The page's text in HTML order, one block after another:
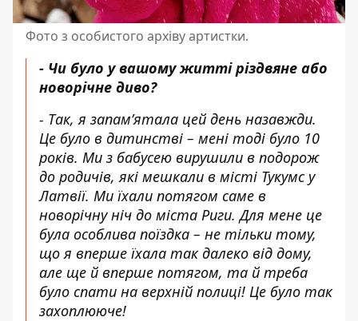
Фото з особистого архіву артистки.
- Чи було у вашому житті різдвяне або
новорічне диво?
- Так, я запамʼятала цей день назавжди.
Це було в дитинстві – мені тоді було 10
років. Ми з бабусею вирушили в подорож
до родичів, які мешкали в місті Тукумс у
Латвії. Ми їхали потягом саме в
новорічну ніч до міста Риги. Для мене це
була особлива поїздка – не тільки тому,
що я вперше їхала так далеко від дому,
але ще й вперше потягом, та й треба
було спати на верхній полиці! Це було так
захоплююче!